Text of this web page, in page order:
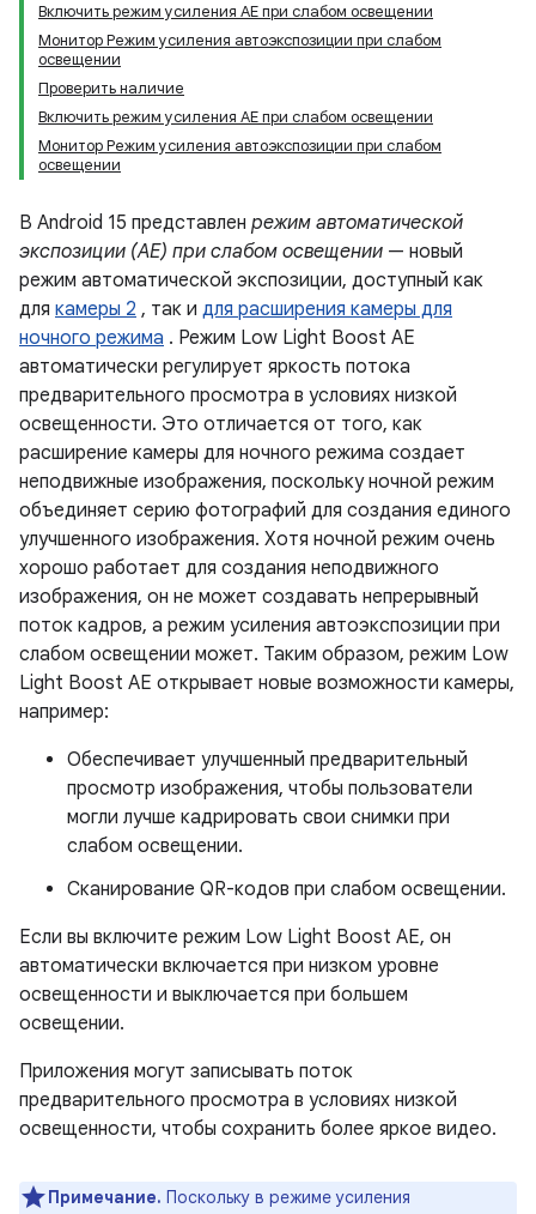
Включить режим усиления AE при слабом освещении
Монитор Режим усиления автоэкспозиции при слабом
освещении
Проверить наличие
Включить режим усиления AE при слабом освещении
Монитор Режим усиления автоэкспозиции при слабом
освещении
В Android 15 представлен режим автоматической
экспозиции (AE) при слабом освещении — новый
режим автоматической экспозиции, доступный как
для камеры 2 , так и для расширения камеры для
ночного режима . Режим Low Light Boost AE
автоматически регулирует яркость потока
предварительного просмотра в условиях низкой
освещенности. Это отличается от того, как
расширение камеры для ночного режима создает
неподвижные изображения, поскольку ночной режим
объединяет серию фотографий для создания единого
улучшенного изображения. Хотя ночной режим очень
хорошо работает для создания неподвижного
изображения, он не может создавать непрерывный
поток кадров, а режим усиления автоэкспозиции при
слабом освещении может. Таким образом, режим Low
Light Boost AE открывает новые возможности камеры,
например:
Обеспечивает улучшенный предварительный
просмотр изображения, чтобы пользователи
могли лучше кадрировать свои снимки при
слабом освещении.
Сканирование QR-кодов при слабом освещении.
Если вы включите режим Low Light Boost AE, он
автоматически включается при низком уровне
освещенности и выключается при большем
освещении.
Приложения могут записывать поток
предварительного просмотра в условиях низкой
освещенности, чтобы сохранить более яркое видео.
Примечание. Поскольку в режиме усиления